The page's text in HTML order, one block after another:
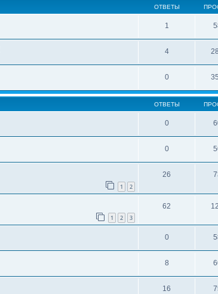
ОТВЕТЫ
1
4
0
ОТВЕТЫ
0
0
1 2
26
1 2 3
62
0
8
16